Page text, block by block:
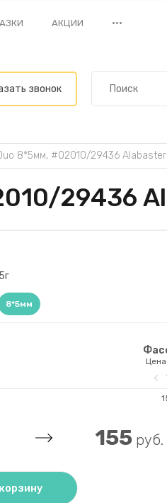
АКЦИИ •••
звонок
8*5мм, #02010/29436
29436
5г
8*5мм
Цена
155 руб.